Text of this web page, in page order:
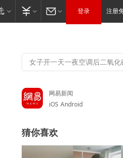
登录 注册
网易新闻
iOS Android
猜你喜欢